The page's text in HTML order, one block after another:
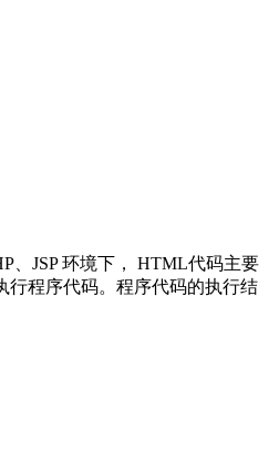
、JSP 环境下， HTML代码主要
行程序代码。程序代码的执行结